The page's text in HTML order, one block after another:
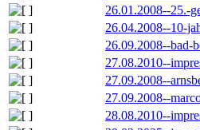
26.01.2008--25.-
26.04.2008--10-
26.09.2008--bad-
27.08.2010--
27.09.2008--
27.09.2008--
28.08.2010--